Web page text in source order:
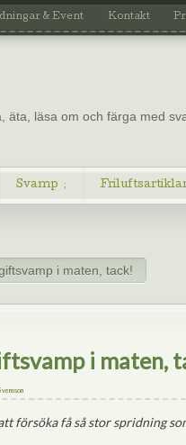
& Event Kontakt
äta, läsa om och färga med
Svamp
i maten, tack!
i maten,
försöka få så stor spridning